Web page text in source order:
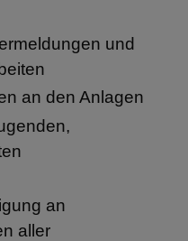
und
an den Anlagen
an
aller